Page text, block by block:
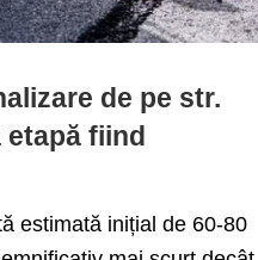
de pe str.
fiind
estimată inițial de 60-80